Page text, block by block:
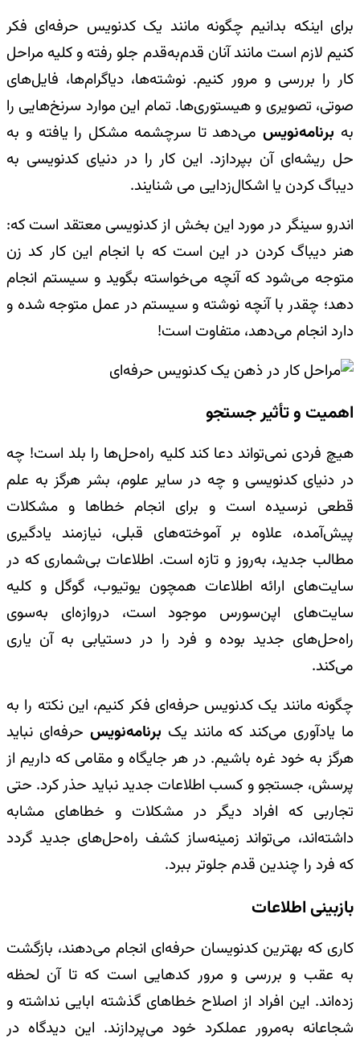
برای اینکه بدانیم چگونه مانند یک کدنویس حرفه‌ای فکر
کنیم لازم است مانند آنان قدم‌به‌قدم جلو رفته و کلیه مراحل
کار را بررسی و مرور کنیم. نوشته‌ها، دیاگرام‌ها، فایل‌های
صوتی، تصویری و هیستوری‌ها. تمام این موارد سرنخ‌هایی را
به برنامه‌نویسمی‌دهد تا سرچشمه مشکل را یافته و به
حل ریشه‌ای آن بپردازد. این کار را در دنیای کد‌نویسی به
دیباگ کردن یا اشکال‌زدایی می شنایند.
اندرو سینگر در مورد این بخش از کد‌نویسی معتقد است که:
هنر دیباگ کردن در این است که با انجام این کار کد زن
متوجه می‌شود که آنچه می‌خواسته بگوید و سیستم انجام
دهد؛ چقدر با آنچه نوشته و سیستم در عمل متوجه شده و
دارد انجام می‌دهد، متفاوت است!
اهمیت و تأثیر جستجو
هیچ فردی نمی‌تواند دعا کند کلیه راه‌حل‌ها را بلد است! چه
در دنیای کد‌نویسی و چه در سایر علوم، بشر هرگز به علم
قطعی نرسیده است و برای انجام خطاها و مشکلات
پیش‌آمده، علاوه بر آموخته‌های قبلی، نیازمند یادگیری
مطالب جدید، به‌روز و تازه است. اطلاعات بی‌شماری که در
سایت‌های ارائه اطلاعات همچون یوتیوب، گوگل و کلیه
سایت‌های اپن‌سورس موجود است، دروازه‌ای به‌سوی
راه‌حل‌های جدید بوده و فرد را در دستیابی به آن یاری
می‌کند.
چگونه مانند یک کدنویس حرفه‌ای فکر کنیم، این نکته را به
ما یادآوری می‌کند که مانند یک برنامه‌نویس حرفه‌ای نباید
هرگز به خود غره باشیم. در هر جایگاه و مقامی که داریم از
پرسش، جستجو و کسب اطلاعات جدید نباید حذر کرد. حتی
تجاربی که افراد دیگر در مشکلات و خطاهای مشابه
داشته‌اند، می‌تواند زمینه‌ساز کشف راه‌حل‌های جدید گردد
که فرد را چندین قدم جلوتر ببرد.
بازبینی اطلاعات
کاری که بهترین کد‌نویسان حرفه‌ای انجام می‌دهند، بازگشت
به عقب و بررسی و مرور کدهایی است که تا آن لحظه
زده‌اند. این افراد از اصلاح خطاهای گذشته ابایی نداشته و
شجاعانه به‌مرور عملکرد خود می‌پردازند. این دیدگاه در